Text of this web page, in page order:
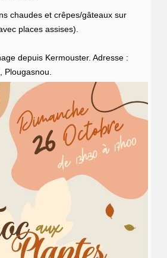
chaudes et crêpes/gâteaux sur
places assises).
depuis Kermouster. Adresse :
Plougasnou.